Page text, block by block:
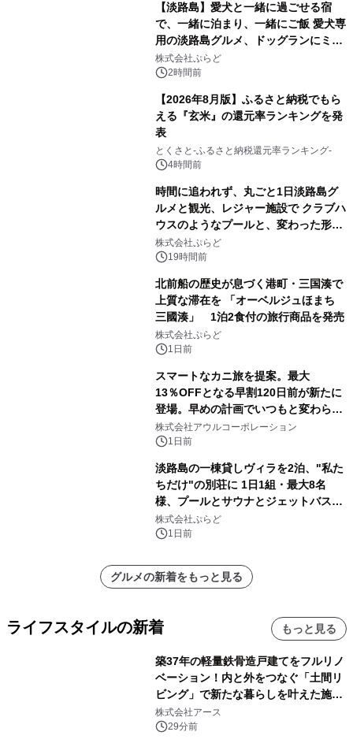
【淡路島】愛犬と一緒に過ごせる宿
で、一緒に泊まり、一緒にご飯 愛犬専
用の淡路島グルメ、ドッグランにミニ
プール グランピングとトレーラーハウ
スの2施設で
株式会社ぷらど
2時間前
【2026年8月版】ふるさと納税でもら
える『玄米』の還元率ランキングを発
表
とくさと-ふるさと納税還元率ランキング-
4時間前
時間に追われず、丸ごと1日淡路島グ
ルメと観光、レジャー施設で クラブハ
ウスのようなプールと、変わった形の
サウナも 「THE BOXY AWAJI」のお
得な素泊まり連泊プランで
株式会社ぷらど
19時間前
北前船の歴史が息づく港町・三国湊で
上質な滞在を 「オーベルジュほまち
三國湊」 1泊2食付の旅行商品を発売
株式会社ぷらど
1日前
スマートなカニ旅を提案。最大
13％OFFとなる早割120日前が新たに
登場。早めの計画でいつもと変わらぬ
大人の冬旅を。ー夕日ヶ浦温泉「佳松
苑 別邸ふうか」ー
株式会社アウルコーポレーション
1日前
淡路島の一棟貸しヴィラを2泊、"私た
ちだけ"の別荘に 1日1組・最大8名
様、プールとサウナとジェットバス付
きで Villa Mon Temps AWAJIの連泊
素泊りプラン
株式会社ぷらど
1日前
グルメの新着をもっと見る
ライフスタイルの新着 もっと見る
築37年の軽量鉄骨造戸建てをフルリノ
ベーション！内と外をつなぐ「土間リ
ビング」で新たな暮らしを叶えた施工
事例を株式会社アースが公開
株式会社アース
29分前